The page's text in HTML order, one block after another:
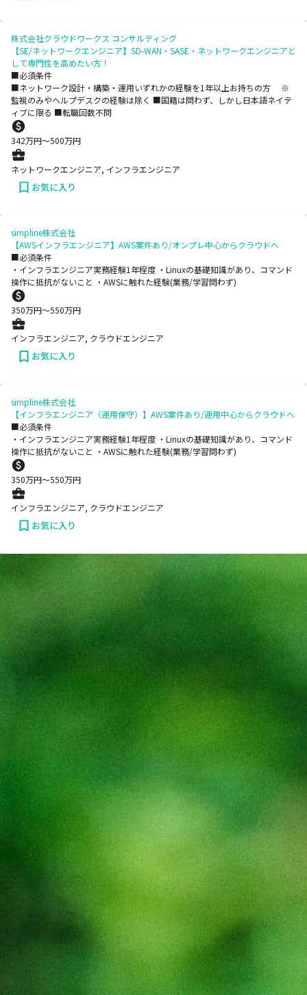
株式会社クラウドワークス コンサルティング
【SE/ネットワークエンジニア】SD-WAN・SASE・ネットワークエンジニアと
して専門性を高めたい方！
■必須条件
■ネットワーク設計・構築・運用いずれかの経験を1年以上お持ちの方 ※
監視のみやヘルプデスクの経験は除く ■国籍は問わず、しかし日本語ネイテ
ィブに限る ■転職回数不問
342万円〜500万円
ネットワークエンジニア, インフラエンジニア
お気に入り
simpline株式会社
【AWSインフラエンジニア】AWS案件あり/オンプレ中心からクラウドへ
■必須条件
・インフラエンジニア実務経験1年程度 ・Linuxの基礎知識があり、コマンド
操作に抵抗がないこと ・AWSに触れた経験(業務/学習問わず)
350万円〜550万円
インフラエンジニア, クラウドエンジニア
お気に入り
simpline株式会社
【インフラエンジニア（運用保守）】AWS案件あり/運用中心からクラウドへ
■必須条件
・インフラエンジニア実務経験1年程度 ・Linuxの基礎知識があり、コマンド
操作に抵抗がないこと ・AWSに触れた経験(業務/学習問わず)
350万円〜550万円
インフラエンジニア, クラウドエンジニア
お気に入り